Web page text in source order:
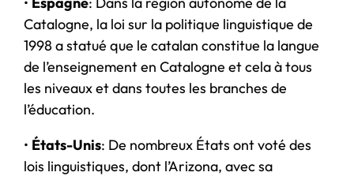
Catalogne, la loi sur la politique linguistique de
1998 a statué que le catalan constitue la langue
de l’enseignement en Catalogne et cela à tous
les niveaux et dans toutes les branches de
l’éducation.
• États-Unis: De nombreux États ont voté des
lois linguistiques, dont l’Arizona, avec sa